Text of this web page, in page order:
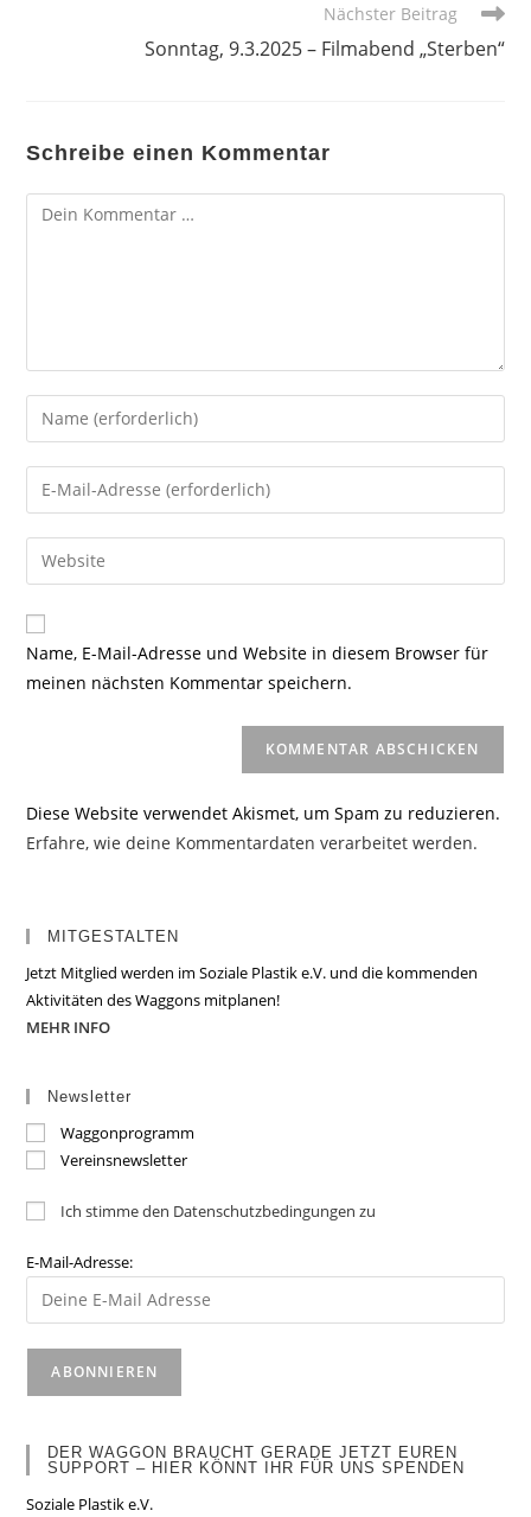
Nächster Beitrag
Sonntag, 9.3.2025 – Filmabend „Sterben“
Schreibe einen Kommentar
Kommentar
Gib
deinen
Namen
oder
zum
Kommentieren
ein
Gib
deine
E-
Mail-
zum
Kommentieren
ein
Gib
deine
Website-
URL
Name, E-Mail-Adresse und Website in diesem Browser für
meinen nächsten Kommentar speichern.
Diese Website verwendet Akismet, um Spam zu reduzieren.
Erfahre, wie deine Kommentardaten verarbeitet werden.
MITGESTALTEN
Jetzt Mitglied werden im Soziale Plastik e.V. und die kommenden
Aktivitäten des Waggons mitplanen!
MEHR INFO
Newsletter
Waggonprogramm
Vereinsnewsletter
Ich stimme den Datenschutzbedingungen zu
E-Mail-Adresse:
DER WAGGON BRAUCHT GERADE JETZT EUREN
SUPPORT – HIER KÖNNT IHR FÜR UNS SPENDEN
Soziale Plastik e.V.